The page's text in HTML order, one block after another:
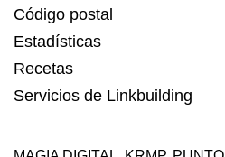
Código postal
Estadísticas
Recetas
Servicios de Linkbuilding